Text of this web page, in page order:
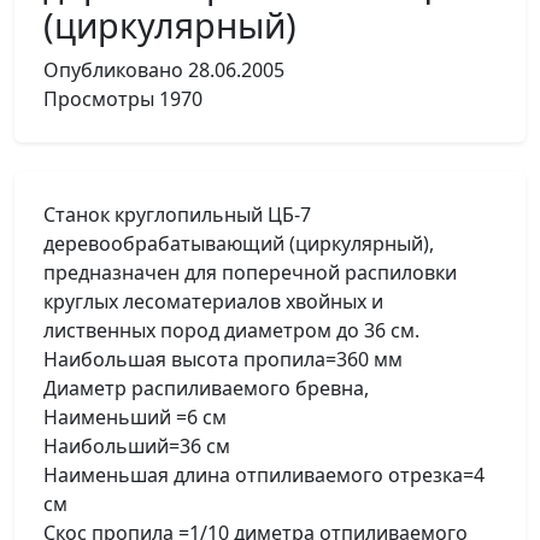
(циркулярный)
Опубликовано 28.06.2005
Просмотры 1970
Станок круглопильный ЦБ-7
деревообрабатывающий (циркулярный),
предназначен для поперечной распиловки
круглых лесоматериалов хвойных и
лиственных пород диаметром до 36 см.
Наибольшая высота пропила=360 мм
Диаметр распиливаемого бревна,
Наименьший =6 см
Наибольший=36 см
Наименьшая длина отпиливаемого отрезка=4
см
Скос пропила =1/10 диметра отпиливаемого